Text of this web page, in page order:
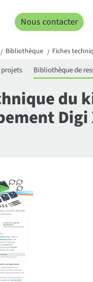
Nous contacter
/ Bibliothèque / Fiches
Bibliothèque de
du
Digi